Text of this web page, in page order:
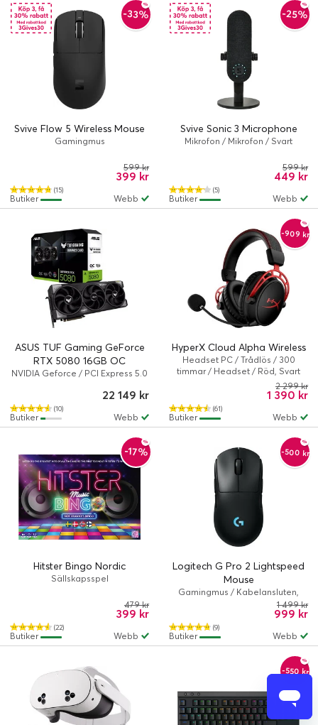
-33%
Svive Flow 5 Wireless Mouse
Gamingmus
(15)
399 kr
599 kr
Webb
Butiker
-25%
Svive Sonic 3 Microphone
Mikrofon / Mikrofon / Svart
(5)
449 kr
599 kr
Webb
Butiker
ASUS TUF Gaming GeForce
RTX 5080 16GB OC
NVIDIA Geforce / PCI Express 5.0
(10)
22 149 kr
Webb
Butiker
-909 kr
HyperX Cloud Alpha Wireless
Headset PC / Trådlös / 300
timmar / Headset / Röd, Svart
(61)
1 390 kr
2 299 kr
Webb
Butiker
-17%
Hitster Bingo Nordic
Sällskapsspel
(22)
399 kr
479 kr
Webb
Butiker
-500 kr
Logitech G Pro 2 Lightspeed
Mouse
Gamingmus / Kabelansluten,
Trådlös / Optisk / 32000 dpi /
(9)
999 kr
1 499 kr
Webb
Butiker
-550 kr